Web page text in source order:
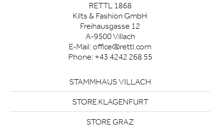
RETTL 1868
Kilts & Fashion GmbH
Freihausgasse 12
A-9500 Villach
E-Mail: office@rettl.com
Phone: +43 4242 268 55
STAMMHAUS VILLACH
STORE KLAGENFURT
STORE GRAZ